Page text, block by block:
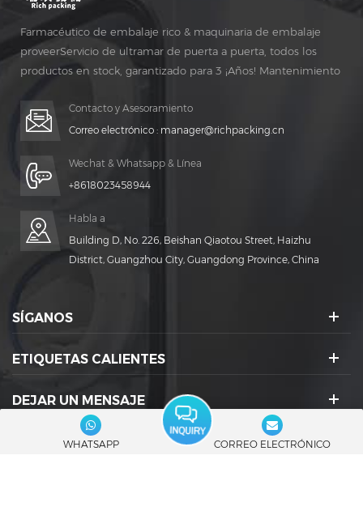
Farmacéutico de embalaje rico & maquinaria de embalaje
proveerServicio de ultramar de puerta a puerta, todos los
productos en stock, garantizado para 3 ¡Años! Mantenimiento
Contacto y Asesoramiento
Correo electrónico : manager@richpacking.cn
Wechat & Whatsapp & Línea
+8618023458944
Habla a
Building D, No. 226, Beishan Qiaotou Street, Haizhu
District, Guangzhou City, Guangdong Province, China
SÍGANOS
ETIQUETAS CALIENTES
DEJAR UN MENSAJE
ICONOS SOCIALES :
WHATSAPP CORREO ELECTRÓNICO